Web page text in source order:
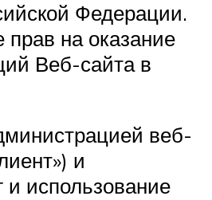
Федерации.
прав на оказание
Веб-сайта в
веб-
и
и использование